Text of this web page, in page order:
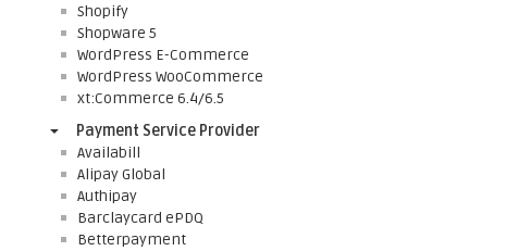
Shopify
Shopware 5
WordPress E-Commerce
WordPress WooCommerce
xt:Commerce 6.4/6.5
Payment Service Provider
Availabill
Alipay Global
Authipay
Barclaycard ePDQ
Betterpayment